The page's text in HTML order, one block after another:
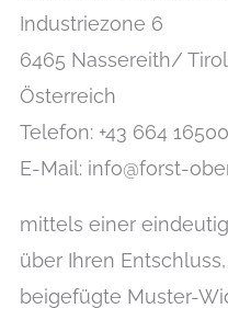
Industriezone 6
6465 Nassereith/ Tirol
Österreich
Telefon: +43 664
E-Mail: info@forst-
mittels einer
über Ihren
beigefügte Muster-